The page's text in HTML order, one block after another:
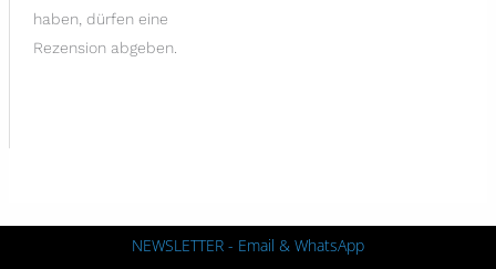
haben, dürfen eine
Rezension abgeben.
NEWSLETTER - Email & WhatsApp